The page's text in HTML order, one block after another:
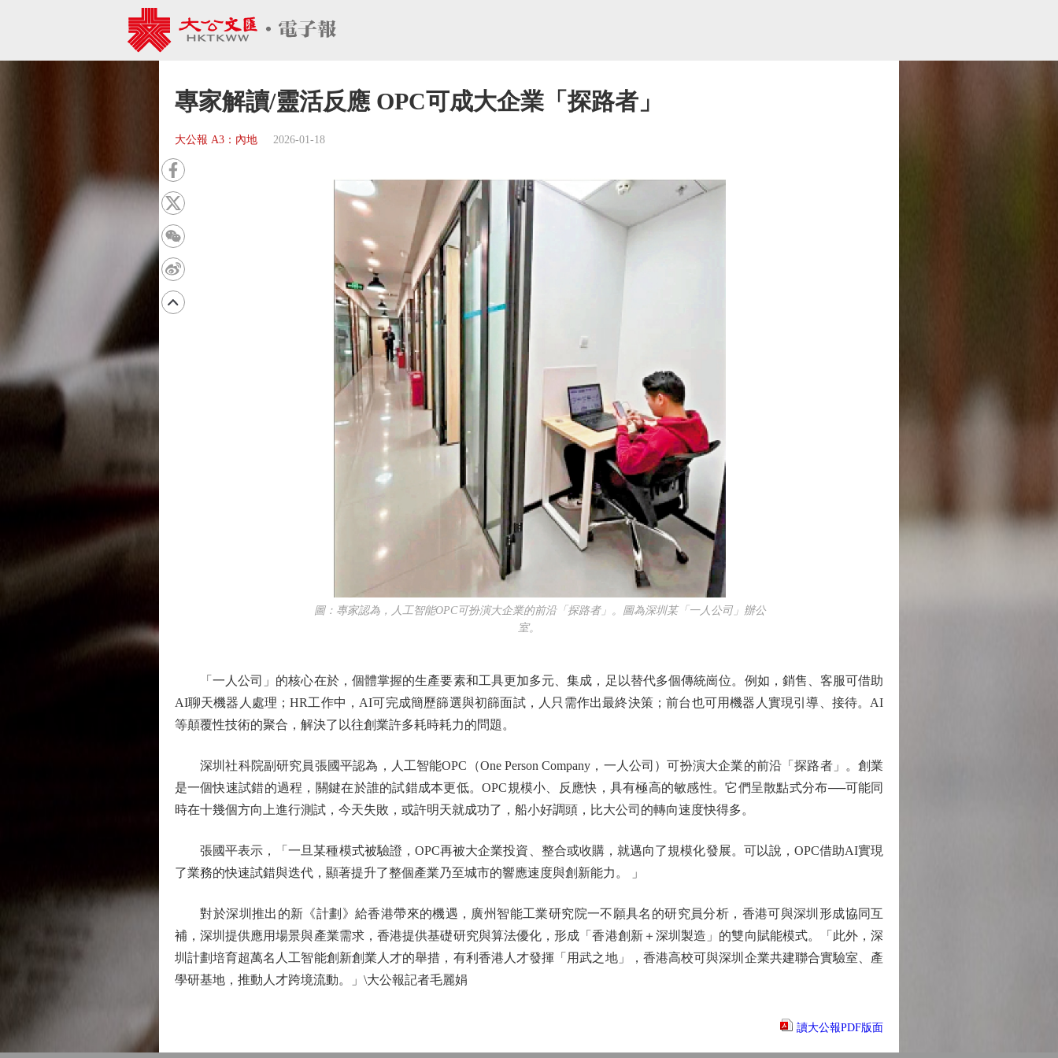
專家解讀/靈活反應 OPC可成大企業「探路者」
大公報 A3：內地 2026-01-18
圖：專家認為，人工智能OPC可扮演大企業的前沿「探路者」。圖為深圳某「一人公司」辦公
室。
「一人公司」的核心在於，個體掌握的生產要素和工具更加多元、集成，足以替代多個傳統崗位。例如，銷售、客服可借助
AI聊天機器人處理；HR工作中，AI可完成簡歷篩選與初篩面試，人只需作出最終決策；前台也可用機器人實現引導、接待。AI
等顛覆性技術的聚合，解決了以往創業許多耗時耗力的問題。
深圳社科院副研究員張國平認為，人工智能OPC（One Person Company，一人公司）可扮演大企業的前沿「探路者」。創業
是一個快速試錯的過程，關鍵在於誰的試錯成本更低。OPC規模小、反應快，具有極高的敏感性。它們呈散點式分布──可能同
時在十幾個方向上進行測試，今天失敗，或許明天就成功了，船小好調頭，比大公司的轉向速度快得多。
張國平表示，「一旦某種模式被驗證，OPC再被大企業投資、整合或收購，就邁向了規模化發展。可以說，OPC借助AI實現
了業務的快速試錯與迭代，顯著提升了整個產業乃至城市的響應速度與創新能力。 」
對於深圳推出的新《計劃》給香港帶來的機遇，廣州智能工業研究院一不願具名的研究員分析，香港可與深圳形成協同互
補，深圳提供應用場景與產業需求，香港提供基礎研究與算法優化，形成「香港創新＋深圳製造」的雙向賦能模式。「此外，深
圳計劃培育超萬名人工智能創新創業人才的舉措，有利香港人才發揮「用武之地」，香港高校可與深圳企業共建聯合實驗室、產
學研基地，推動人才跨境流動。」\大公報記者毛麗娟
讀大公報PDF版面